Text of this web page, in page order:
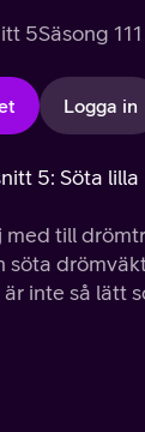
5Säsong 1
Logga in
5: Söta
med till
söta
inte så lätt